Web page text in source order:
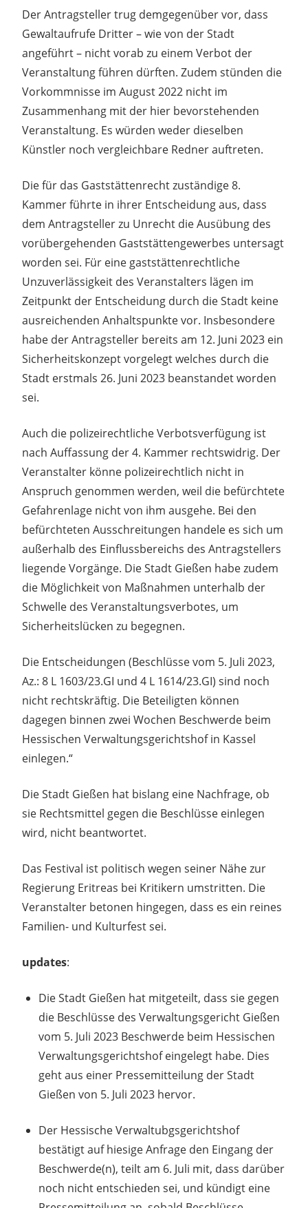
Der Antragsteller trug demgegenüber vor, dass
Gewaltaufrufe Dritter – wie von der Stadt
angeführt – nicht vorab zu einem Verbot der
Veranstaltung führen dürften. Zudem stünden die
Vorkommnisse im August 2022 nicht im
Zusammenhang mit der hier bevorstehenden
Veranstaltung. Es würden weder dieselben
Künstler noch vergleichbare Redner auftreten.
Die für das Gaststättenrecht zuständige 8.
Kammer führte in ihrer Entscheidung aus, dass
dem Antragsteller zu Unrecht die Ausübung des
vorübergehenden Gaststättengewerbes untersagt
worden sei. Für eine gaststättenrechtliche
Unzuverlässigkeit des Veranstalters lägen im
Zeitpunkt der Entscheidung durch die Stadt keine
ausreichenden Anhaltspunkte vor. Insbesondere
habe der Antragsteller bereits am 12. Juni 2023 ein
Sicherheitskonzept vorgelegt welches durch die
Stadt erstmals 26. Juni 2023 beanstandet worden
sei.
Auch die polizeirechtliche Verbotsverfügung ist
nach Auffassung der 4. Kammer rechtswidrig. Der
Veranstalter könne polizeirechtlich nicht in
Anspruch genommen werden, weil die befürchtete
Gefahrenlage nicht von ihm ausgehe. Bei den
befürchteten Ausschreitungen handele es sich um
außerhalb des Einflussbereichs des Antragstellers
liegende Vorgänge. Die Stadt Gießen habe zudem
die Möglichkeit von Maßnahmen unterhalb der
Schwelle des Veranstaltungsverbotes, um
Sicherheitslücken zu begegnen.
Die Entscheidungen (Beschlüsse vom 5. Juli 2023,
Az.: 8 L 1603/23.GI und 4 L 1614/23.GI) sind noch
nicht rechtskräftig. Die Beteiligten können
dagegen binnen zwei Wochen Beschwerde beim
Hessischen Verwaltungsgerichtshof in Kassel
einlegen.“
Die Stadt Gießen hat bislang eine Nachfrage, ob
sie Rechtsmittel gegen die Beschlüsse einlegen
wird, nicht beantwortet.
Das Festival ist politisch wegen seiner Nähe zur
Regierung Eritreas bei Kritikern umstritten. Die
Veranstalter betonen hingegen, dass es ein reines
Familien- und Kulturfest sei.
updates:
Die Stadt Gießen hat mitgeteilt, dass sie gegen
die Beschlüsse des Verwaltungsgericht Gießen
vom 5. Juli 2023 Beschwerde beim Hessischen
Verwaltungsgerichtshof eingelegt habe. Dies
geht aus einer Pressemitteilung der Stadt
Gießen von 5. Juli 2023 hervor.
Der Hessische Verwaltubgsgerichtshof
bestätigt auf hiesige Anfrage den Eingang der
Beschwerde(n), teilt am 6. Juli mit, dass darüber
noch nicht entschieden sei, und kündigt eine